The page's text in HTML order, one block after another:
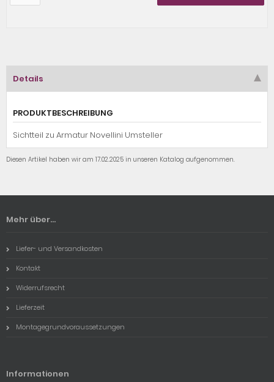
Details
PRODUKTBESCHREIBUNG
Sichtteil zu Armatur Novellini Umsteller
Diesen Artikel haben wir am 17.02.2025 in unseren Katalog aufgenommen.
Mehr über...
Liefer- und Versandkosten
Kontakt
Widerrufsrecht
Lieferzeit
Montagegrundvoraussetzungen
Informationen